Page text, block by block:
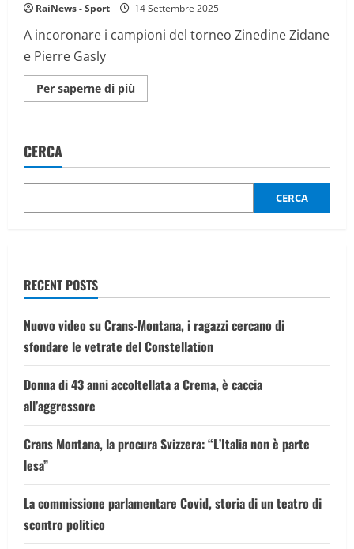
RaiNews - Sport 14 Settembre 2025
A incoronare i campioni del torneo Zinedine Zidane
e Pierre Gasly
Per saperne di più
informazioni
i
sono
coppie
CERCA
CERCA
RECENT POSTS
Nuovo video su Crans-Montana, i ragazzi cercano di
sfondare le vetrate del Constellation
Donna di 43 anni accoltellata a Crema, è caccia
all’aggressore
Crans Montana, la procura Svizzera: “L’Italia non è parte
lesa”
La commissione parlamentare Covid, storia di un teatro di
scontro politico